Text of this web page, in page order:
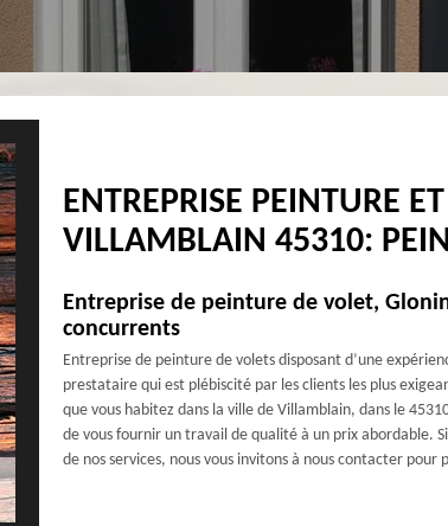
ENTREPRISE PEINTURE
VILLAMBLAIN 45310:
Entreprise de peinture de volet,
concurrents
Entreprise de peinture de volets disposant d’une
prestataire qui est plébiscité par les clients les plus
que vous habitez dans la ville de Villamblain, dans le
de vous fournir un travail de qualité à un prix abordable.
de nos services, nous vous invitons à nous contacter